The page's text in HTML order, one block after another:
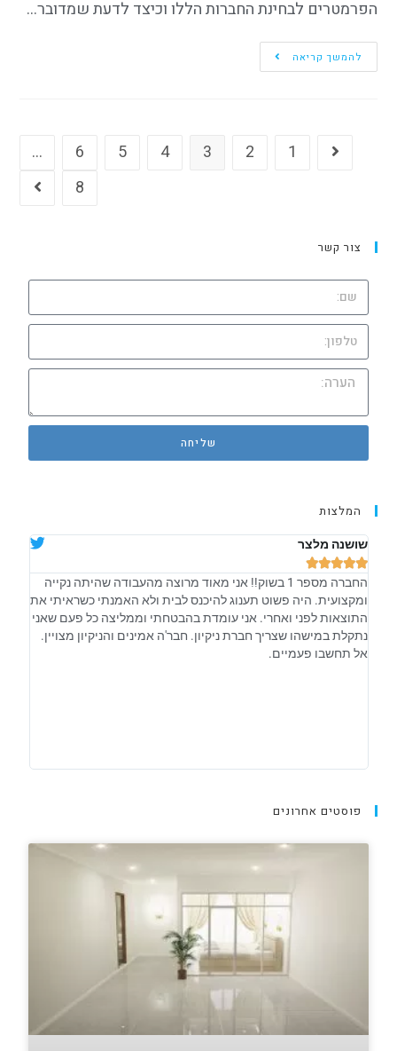
הפרמטרים לבחינת החברות הללו וכיצד לדעת שמדובר…
להמשך קריאה
1
2
3
4
5
6
…
8
צור קשר
שליחה
המלצות
שושנה מלצר





החברה מספר 1 בשוק!! אני מאוד מרוצה מהעבודה שהיתה נקייה
ומקצועית. היה פשוט תענוג להיכנס לבית ולא האמנתי כשראיתי את
התוצאות לפני ואחרי. אני עומדת בהבטחתי וממליצה כל פעם שאני
נתקלת במישהו שצריך חברת ניקיון. חבר'ה אמינים והניקיון מצויין.
אל תחשבו פעמיים.
פוסטים אחרונים